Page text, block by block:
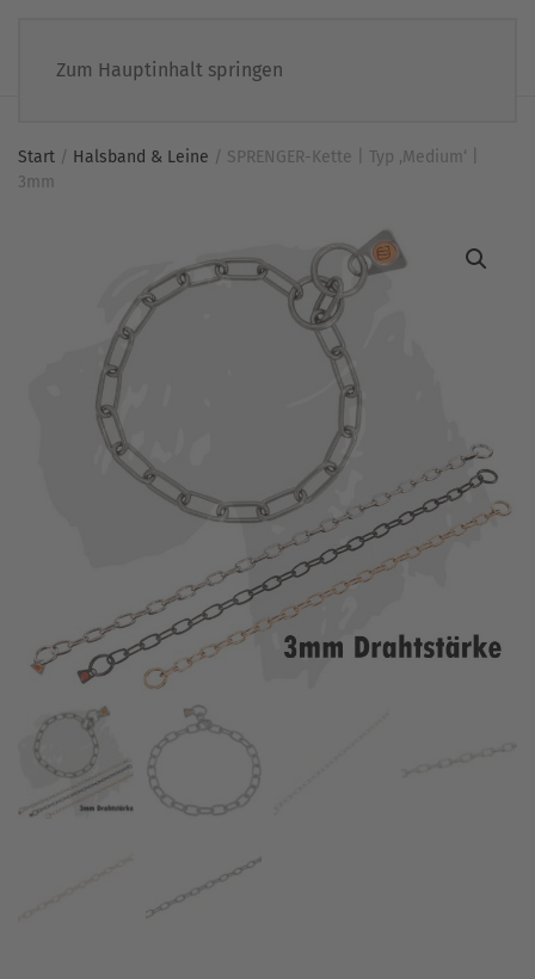
Zum Hauptinhalt springen
Start / Halsband & Leine / SPRENGER-Kette | Typ ‚Medium‘ |
3mm